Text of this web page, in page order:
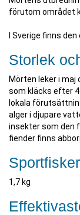
förutom området
I Sverige finns
Storlek
Mörten leker i maj
som kläcks efter
lokala
alger i djupare
insekter som den
fiender finns
1,7 kg